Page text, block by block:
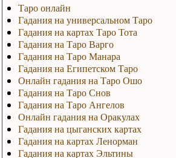
Таро онлайн
Гадания на универсальном Таро
Гадания на картах Таро Тота
Гадания на Таро Варго
Гадания на Таро Манара
Гадания на Египетском Таро
Онлайн гадания на Таро Ошо
Гадания на Таро Снов
Гадания на Таро Ангелов
Онлайн гадания на Оракулах
Гадания на цыганских картах
Гадания на картах Ленорман
Гадания на картах Эльтины